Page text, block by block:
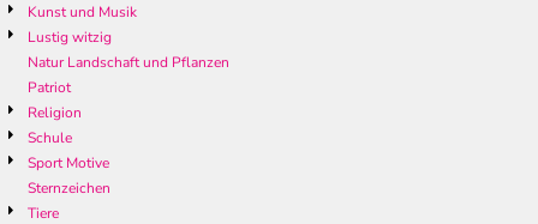
Kunst und Musik
Lustig witzig
Natur Landschaft und Pflanzen
Patriot
Religion
Schule
Sport Motive
Sternzeichen
Tiere